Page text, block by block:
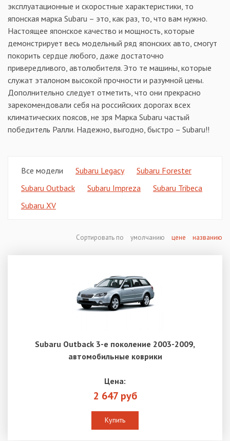
эксплуатационные и скоростные характеристики, то
японская марка Subaru – это, как раз, то, что вам нужно.
Настоящее японское качество и мощность, которые
демонстрирует весь модельный ряд японских авто, смогут
покорить сердце любого, даже достаточно
привередливого, автолюбителя. Это те машины, которые
служат эталоном высокой прочности и разумной цены.
Дополнительно следует отметить, что они прекрасно
зарекомендовали себя на российских дорогах всех
климатических поясов, не зря Марка Subaru частый
победитель Ралли. Надежно, выгодно, быстро – Subaru!!
Все модели Subaru Legacy
Subaru Forester
Subaru Outback
Subaru Impreza
Subaru Tribeca
Subaru XV
Сортировать по умолчанию цене названию
Subaru Outback 3-е поколение 2003-2009,
автомобильные коврики
Цена:
2 647 руб
Купить